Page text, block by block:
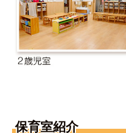
保育室紹介